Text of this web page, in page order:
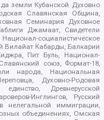
земли Кубанской Духовно
Славянская Община,
Семинария Духовное
Джамаат, Свидетели
социалистическое
Вилайат Кабарды, Балкарии
Пит Буль, Национал-
союз, Формат-18,
народа, Национальная
Духовно-Родовая
Древнерусской
Инглингов, Русский
нелегальной иммиграции,
объединениях, Омская